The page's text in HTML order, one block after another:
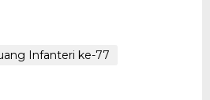
Infanteri ke-77